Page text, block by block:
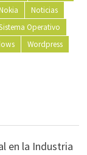
Noticias
Operativo
Wordpress
en la Industria